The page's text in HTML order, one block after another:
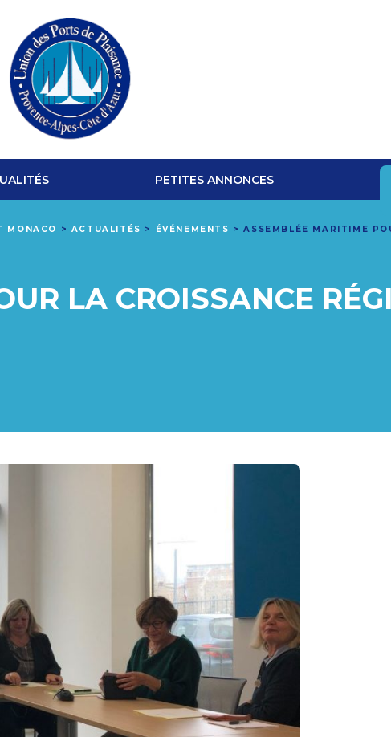
UNION
PORTS
PLAISANCE
D'AZUR
MONACO
PETITES ANNONCES
MONACO > ACTUALITÉS > ÉVÉNEMENTS >ASSEMBLÉE MARITIME
LA CROISSANCE